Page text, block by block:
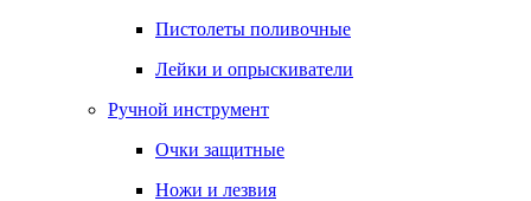
Пистолеты поливочные
Лейки и опрыскиватели
Ручной инструмент
Очки защитные
Ножи и лезвия